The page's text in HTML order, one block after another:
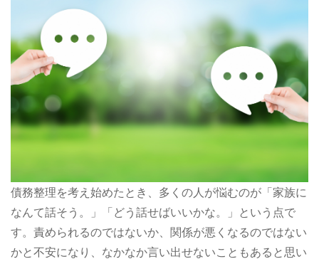
債務整理を考え始めたとき、多くの人が悩むのが「家族に
なんて話そう。」「どう話せばいいかな。」という点で
す。責められるのではないか、関係が悪くなるのではない
かと不安になり、なかなか言い出せないこともあると思い